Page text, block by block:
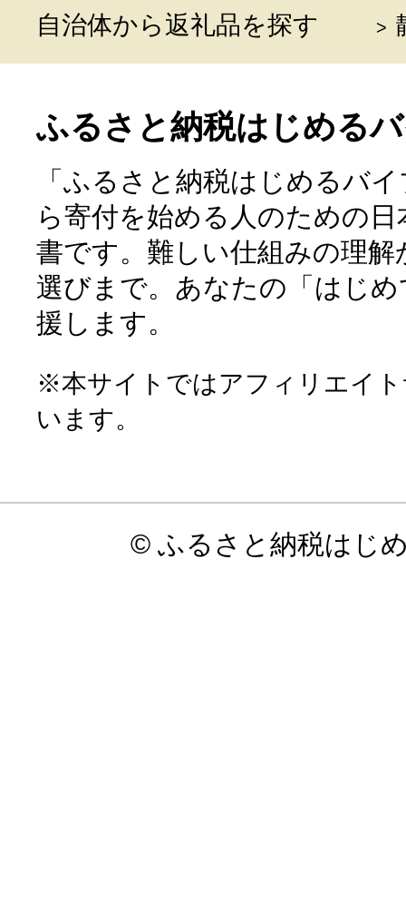
自治体から返礼品を探す
ふるさと納税はじめる
「ふるさと納税はじめるバ
ら寄付を始める人のための
書です。難しい仕組みの理
選びまで。あなたの「はじ
援します。
※本サイトではアフィリエイ
います。
© ふるさと納税はじ